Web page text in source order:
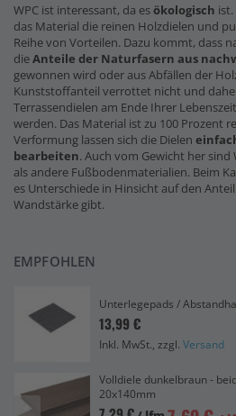
WPC ist interessant, da esökologisch
das Material die reinen Holzdielen und
Reihe von Vorteilen. Dazu kommt, dass
dieAnteile der Naturfasern aus
gewonnen wird oder aus Abfällen der
Kunststoffanteil verrottet nicht und
Terrassendielen am Ende Ihrer
werden. Das Material ist zu 100 Prozent
Verformung lassen sich die Dielen
bearbeiten. Auch vom Gewicht her sind
als andere Fußbodenmaterialien. Beim
es Unterschiede in Hinsicht auf den
Wandstärke gibt.
EMPFOHLEN
Unterlegepads /
13,99 €
Inkl. MwSt., zzgl. Versand
Volldiele dunkelbraun -
20x140mm